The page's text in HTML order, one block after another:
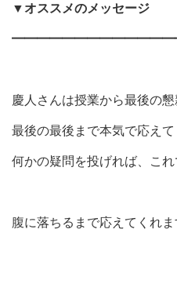
▼オススメのメッセージ
慶人さんは授業から最後の懇
最後の最後まで本気で応え
何かの疑問を投げれば、こ
腹に落ちるまで応えてくれま